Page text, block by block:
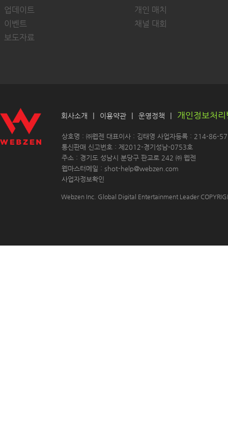
업데이트
이벤트
보도자료
개인 매치
채널 대회
회사소개 | 이용약관 | 운영정책 | 개인정보처
상호명 : ㈜웹젠 대표이사 : 김태영 사업자등록 : 214-86-
통신판매 신고번호 : 제2012-경기성남-0753호
주소 : 경기도 성남시 분당구 판교로 242 ㈜ 웹젠
웹마스터메일 : shot-help@webzen.com
사업자정보확인
Webzen Inc. Global Digital Entertainment Leader